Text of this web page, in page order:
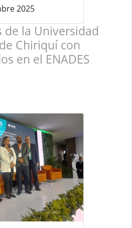
2025
de la Universidad
Chiriquí con
en el ENADES